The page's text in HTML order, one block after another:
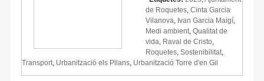
de Roquetes Cinta Garcia
Vilanova Ivan Garcia Maigí
Medi ambient Qualitat de
vida Raval de Cristo
Roquetes Sostenibilitat
Transport Urbanització els Pilans Urbanització Torre d'en Gil